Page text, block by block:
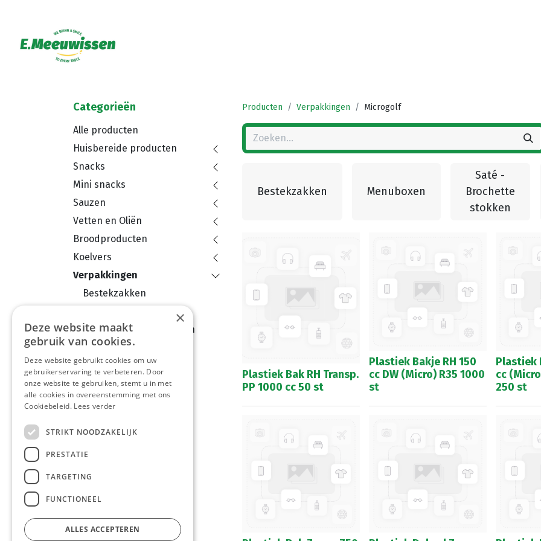
Categorieën
Alle producten
Huisbereide producten
Snacks
Mini snacks
Sauzen
Vetten en Oliën
Broodproducten
Koelvers
Verpakkingen
Bestekzakken
Saté - Brochette stokken
Korven
Servetten
Microgolf
Kaarsen
Verpakkingsmateriaal
Kinderbox
Tafelbenodigdheden
Soeppot
Producten Verpakkingen Microgolf
Bestekzakken Menuboxen
Saté -
Brochette
stokken
Plastiek Bak RH Transp.
PP 1000 cc 50 st
Plastiek Bakje RH 150
cc DW (Micro) R35 1000
st
Plastiek
cc
250 st
×
Deze website maakt
gebruik van cookies.
Deze website gebruikt cookies om uw
gebruikerservaring te verbeteren. Door
onze website te gebruiken, stemt u in met
alle cookies in overeenstemming met ons
Cookiebeleid. Lees verder
STRIKT NOODZAKELIJK
PRESTATIE
TARGETING
FUNCTIONEEL
ALLES ACCEPTEREN